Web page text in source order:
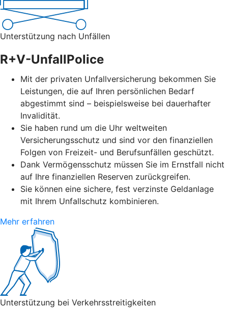
Unterstützung nach Unfällen
R+V-UnfallPolice
Mit der privaten Unfallversicherung bekommen Sie
Leistungen, die auf Ihren persönlichen Bedarf
abgestimmt sind – beispielsweise bei dauerhafter
Invalidität.
Sie haben rund um die Uhr weltweiten
Versicherungsschutz und sind vor den finanziellen
Folgen von Freizeit- und Berufsunfällen geschützt.
Dank Vermögensschutz müssen Sie im Ernstfall nicht
auf Ihre finanziellen Reserven zurückgreifen.
Sie können eine sichere, fest verzinste Geldanlage
mit Ihrem Unfallschutz kombinieren.
Mehr erfahren
Unterstützung bei Verkehrsstreitigkeiten